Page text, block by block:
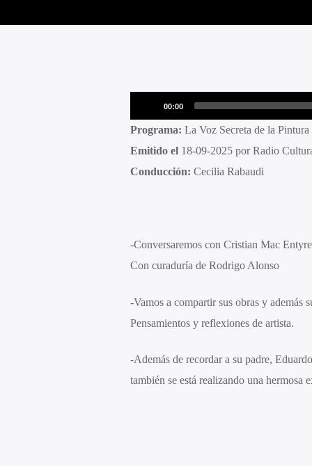
Reproductor
de
audio
00:00
Programa: La Voz Secreta de la Pintura
Emitido el18-09-2025 por Radio
Conducción: Cecilia Rabaudi
-Conversaremos con Cristian Mac
Con curaduría de Rodrigo Alonso
-Vamos a compartir sus obras y además
Pensamientos y reflexiones de artista.
-Además de recordar a su padre,
también se está realizando una hermosa